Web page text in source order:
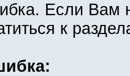
Если Вам
к